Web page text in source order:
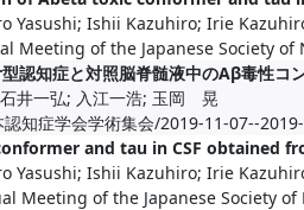
Yasushi; Ishii Kazuhiro; Irie
Meeting of the Japanese Society of
認知症と対照脳脊髄液中のAβ毒性コ
井一弘; 入江一浩; 玉岡 晃
認知症学会学術集会/2019-11-07--
and tau in CSF obtained
Yasushi; Ishii Kazuhiro; Irie
Meeting of the Japanese Society